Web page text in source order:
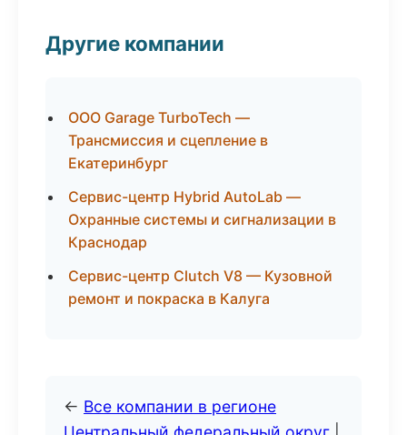
Другие компании
ООО Garage TurboTech —
Трансмиссия и сцепление в
Екатеринбург
Сервис-центр Hybrid AutoLab —
Охранные системы и сигнализации в
Краснодар
Сервис-центр Clutch V8 — Кузовной
ремонт и покраска в Калуга
← Все компании в регионе